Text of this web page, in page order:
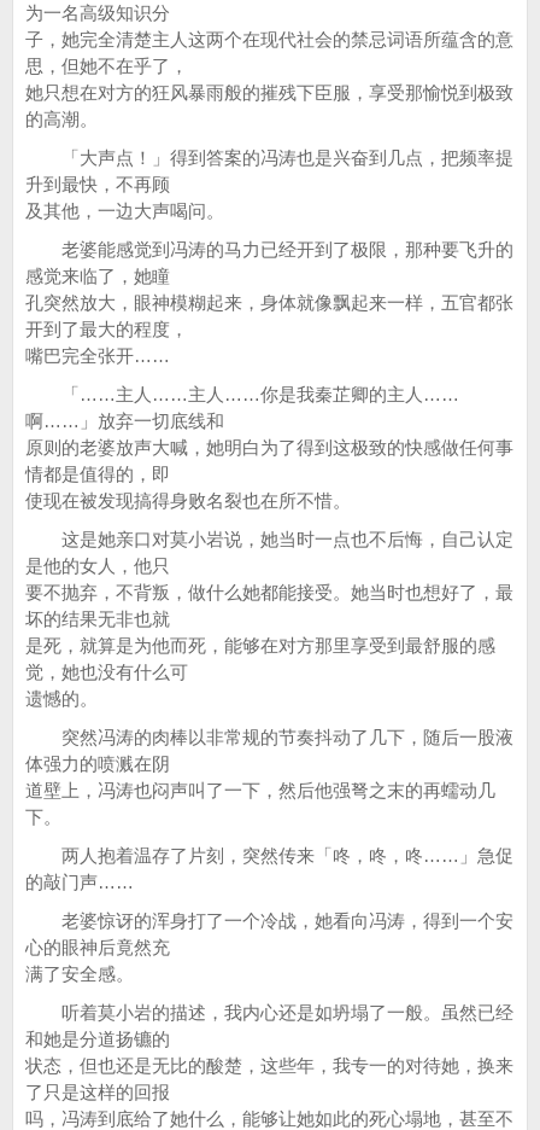
为一名高级知识分
子，她完全清楚主人这两个在现代社会的禁忌词语所蕴含的意
思，但她不在乎了，
她只想在对方的狂风暴雨般的摧残下臣服，享受那愉悦到极致
的高潮。
「大声点！」得到答案的冯涛也是兴奋到几点，把频率提
升到最快，不再顾
及其他，一边大声喝问。
老婆能感觉到冯涛的马力已经开到了极限，那种要飞升的
感觉来临了，她瞳
孔突然放大，眼神模糊起来，身体就像飘起来一样，五官都张
开到了最大的程度，
嘴巴完全张开……
「……主人……主人……你是我秦芷卿的主人……
啊……」放弃一切底线和
原则的老婆放声大喊，她明白为了得到这极致的快感做任何事
情都是值得的，即
使现在被发现搞得身败名裂也在所不惜。
这是她亲口对莫小岩说，她当时一点也不后悔，自己认定
是他的女人，他只
要不抛弃，不背叛，做什么她都能接受。她当时也想好了，最
坏的结果无非也就
是死，就算是为他而死，能够在对方那里享受到最舒服的感
觉，她也没有什么可
遗憾的。
突然冯涛的肉棒以非常规的节奏抖动了几下，随后一股液
体强力的喷溅在阴
道壁上，冯涛也闷声叫了一下，然后他强弩之末的再蠕动几
下。
两人抱着温存了片刻，突然传来「咚，咚，咚……」急促
的敲门声……
老婆惊讶的浑身打了一个冷战，她看向冯涛，得到一个安
心的眼神后竟然充
满了安全感。
听着莫小岩的描述，我内心还是如坍塌了一般。虽然已经
和她是分道扬镳的
状态，但也还是无比的酸楚，这些年，我专一的对待她，换来
了只是这样的回报
吗，冯涛到底给了她什么，能够让她如此的死心塌地，甚至不